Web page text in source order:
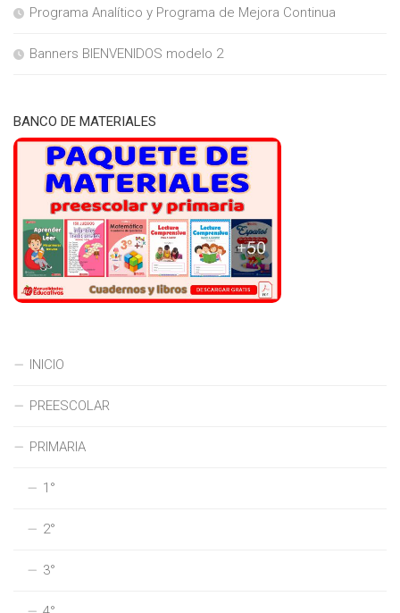
Programa Analítico y Programa de Mejora Continua
Banners BIENVENIDOS modelo 2
BANCO DE MATERIALES
INICIO
PREESCOLAR
PRIMARIA
1°
2°
3°